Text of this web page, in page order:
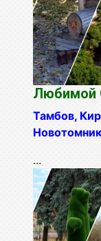
Любимой
Тамбов,
...